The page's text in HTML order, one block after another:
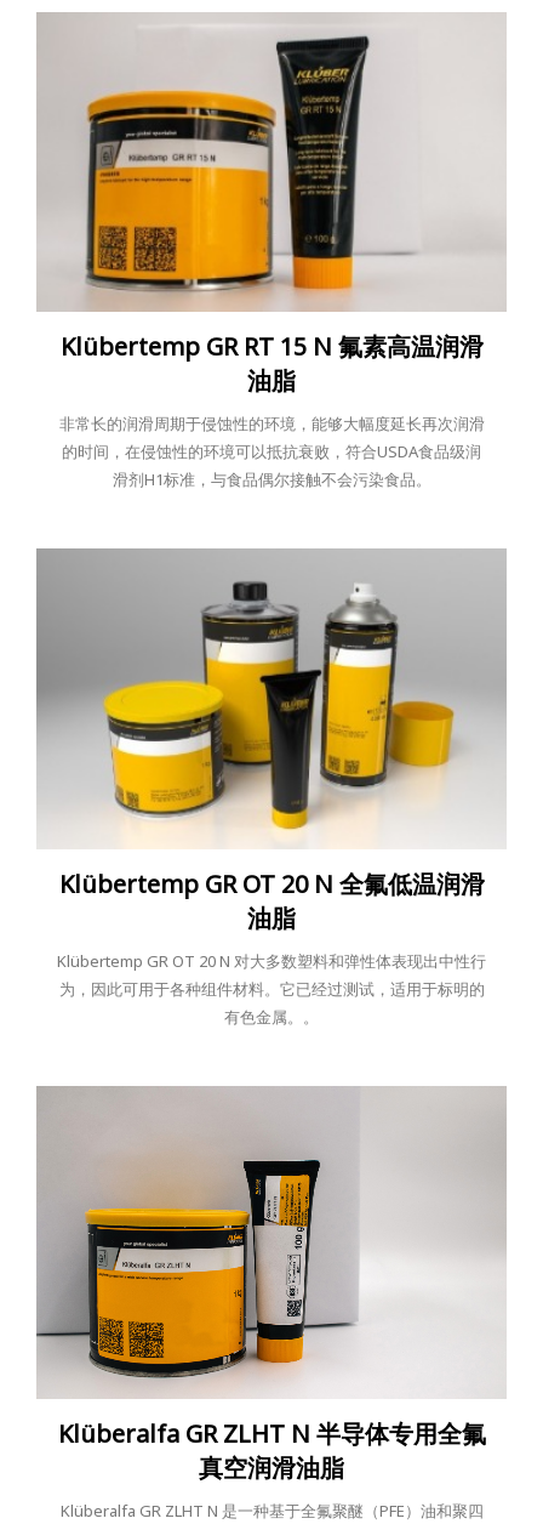
Klübertemp GR RT 15 N 氟素高温润滑
油脂
非常长的润滑周期于侵蚀性的环境，能够大幅度延长再次润滑
的时间，在侵蚀性的环境可以抵抗衰败，符合USDA食品级润
滑剂H1标准，与食品偶尔接触不会污染食品。
Klübertemp GR OT 20 N 全氟低温润滑
油脂
Klübertemp GR OT 20 N 对大多数塑料和弹性体表现出中性行
为，因此可用于各种组件材料。它已经过测试，适用于标明的
有色金属。。
Klüberalfa GR ZLHT N 半导体专用全氟
真空润滑油脂
Klüberalfa GR ZLHT N 是一种基于全氟聚醚（PFE）油和聚四